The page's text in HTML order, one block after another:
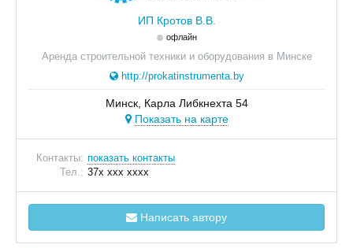
ИП Кротов В.В.
офлайн
Аренда строительной техники и оборудования в Минске
http://prokatinstrumenta.by
Минск, Карла Либкнехта 54
Показать на карте
Контакты: показать контакты
Тел.: 37x xxx xxxx
Написать автору